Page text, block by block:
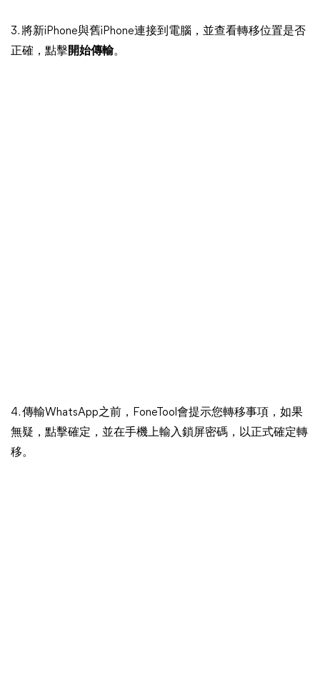
3. 將新iPhone與舊iPhone連接到電腦，並查看轉移位置是否
正確，點擊開始傳輸。
4. 傳輸WhatsApp之前，FoneTool會提示您轉移事項，如果
無疑，點擊確定，並在手機上輸入鎖屏密碼，以正式確定轉
移。